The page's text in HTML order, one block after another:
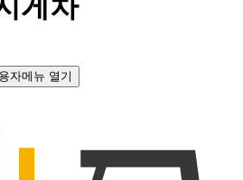
게차
자메뉴 열기